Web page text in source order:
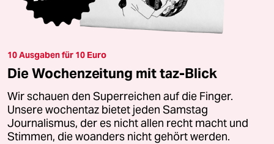
10 Ausgaben für 10 Euro
Die Wochenzeitung mit taz-Blick
Wir schauen den Superreichen auf die Finger.
Unsere wochentaz bietet jeden Samstag
Journalismus, der es nicht allen recht macht und
Stimmen, die woanders nicht gehört werden.